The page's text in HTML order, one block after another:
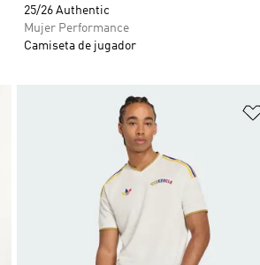
25/26 Authentic
Mujer Performance
Camiseta de jugador
Añadir a la lista de deseos